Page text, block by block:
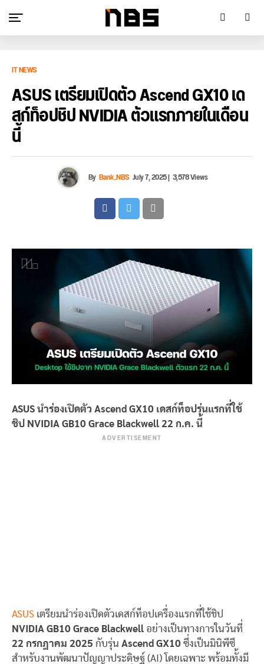
IT NEWS
ASUS เตรียมเปิดตัว Ascend GX10 เด
สก์ท็อปชิป NVIDIA ตัวแรกภายในเดือน
นี้
By Bank_NBS July 7, 2025| 3,578 Views
ASUS นำร่องเปิดตัว Ascend GX10 เดสก์ท็อปรุ่นแรกที่ใช้
ชิป NVIDIA GB10 Grace Blackwell 22 ก.ค. นี้
ADVERTISEMENT
ASUS เตรียมนำร่องเปิดตัวเดสก์ท็อปเครื่องแรกที่ใช้ชิป
NVIDIA GB10 Grace Blackwell อย่างเป็นทางการในวันที่
22 กรกฎาคม 2025 กับรุ่น Ascend GX10 ซึ่งเป็นมินิพีซี
สำหรับงานพัฒนาปัญญาประดิษฐ์ (AI) โดยเฉพาะ พร้อมทั้งมี